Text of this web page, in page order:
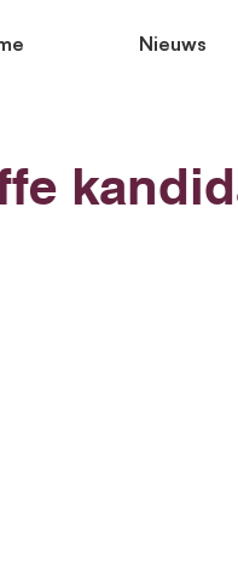
Nieuws